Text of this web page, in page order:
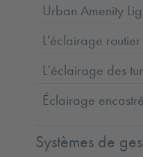
Urban Amenity
L'éclairage routier
L’éclairage des
Éclairage encastré
Systèmes de